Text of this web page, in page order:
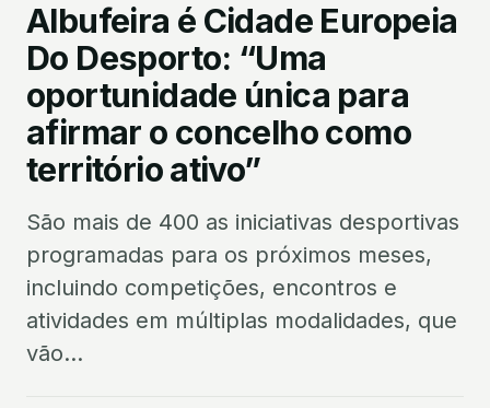
Albufeira é Cidade Europeia
Do Desporto: “Uma
oportunidade única para
afirmar o concelho como
território ativo”
São mais de 400 as iniciativas desportivas
programadas para os próximos meses,
incluindo competições, encontros e
atividades em múltiplas modalidades, que
vão...